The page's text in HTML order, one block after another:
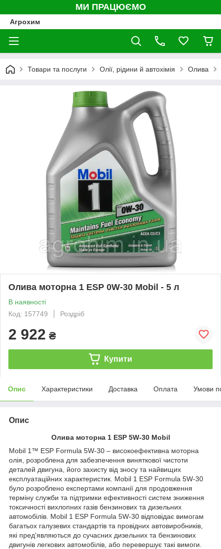
МИ ПРАЦЮЄМО
Агрохим
Товари та послуги Олії, рідини й автохімія Олива
Олива моторна 1 ESP 0W-30 Mobil - 5 л
В наявності
Код: 157749
Роздріб
2 922 ₴
Купити
Опис Характеристики Доставка Оплата Умови
Опис
Олива моторна 1 ESP 5W-30 Mobil
Mobil 1™ ESP Formula 5W-30 – високоефективна моторна
олія, розроблена для забезпечення виняткової чистоти
деталей двигуна, його захисту від зносу та найвищих
експлуатаційних характеристик. Mobil 1 ESP Formula 5W-30
було розроблено експертами компанії для продовження
терміну служби та підтримки ефективності систем зниження
токсичності вихлопних газів бензинових та дизельних
автомобілів. Mobil 1 ESP Formula 5W-30 відповідає вимогам
багатьох галузевих стандартів та провідних автовиробників,
які пред'являються до сучасних дизельних та бензинових
двигунів легкових автомобілів, або перевершує такі вимоги.